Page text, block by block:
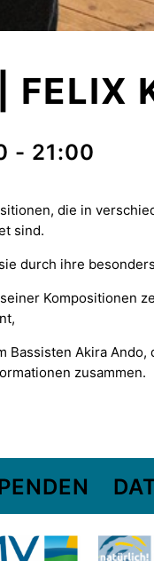
FELIX
- 21:00
die in
sind.
durch ihre
Kompositionen
Bassisten Akira
zusammen.